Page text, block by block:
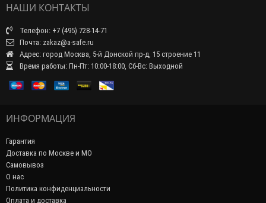
НАШИ КОНТАКТЫ
Телефон: +7 (495) 728-14-71
Почта: zakaz@a-safe.ru
Адрес: город Москва, 5-й Донской пр-д, 15 строение 11
Время работы: Пн-Пт: 10:00-18:00, Сб-Вс: Выходной
ИНФОРМАЦИЯ
Гарантия
Доставка по Москве и МО
Самовывоз
О нас
Политика конфиденциальности
Оплата и доставка